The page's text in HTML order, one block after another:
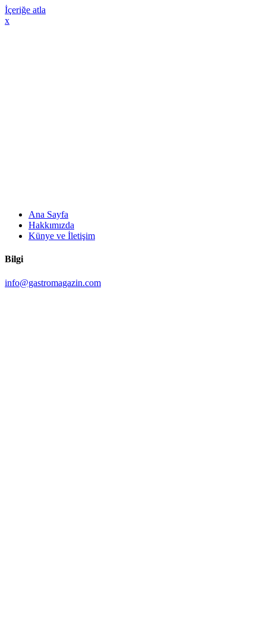
İçeriğe atla
x
Ana Sayfa
Hakkımızda
Künye ve İletişim
Bilgi
info@gastromagazin.com